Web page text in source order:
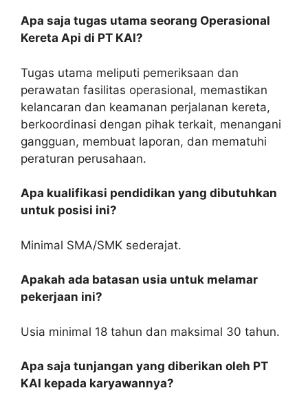
Apa saja tugas utama seorang Operasional
Kereta Api di PT KAI?
Tugas utama meliputi pemeriksaan dan
perawatan fasilitas operasional, memastikan
kelancaran dan keamanan perjalanan kereta,
berkoordinasi dengan pihak terkait, menangani
gangguan, membuat laporan, dan mematuhi
peraturan perusahaan.
Apa kualifikasi pendidikan yang dibutuhkan
untuk posisi ini?
Minimal SMA/SMK sederajat.
Apakah ada batasan usia untuk melamar
pekerjaan ini?
Usia minimal 18 tahun dan maksimal 30 tahun.
Apa saja tunjangan yang diberikan oleh PT
KAI kepada karyawannya?